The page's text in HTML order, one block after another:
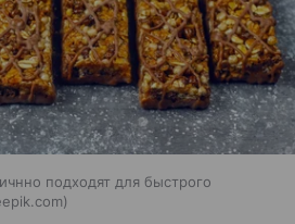
подходят для быстрого